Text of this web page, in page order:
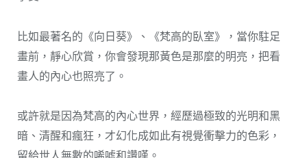
比如最著名的《向日葵》、《梵高的臥室》，當你駐足
畫前，靜心欣賞，你會發現那黃色是那麼的明亮，把看
畫人的內心也照亮了。
或許就是因為梵高的內心世界，經歷過極致的光明和黑
暗、清醒和瘋狂，才幻化成如此有視覺衝擊力的色彩，